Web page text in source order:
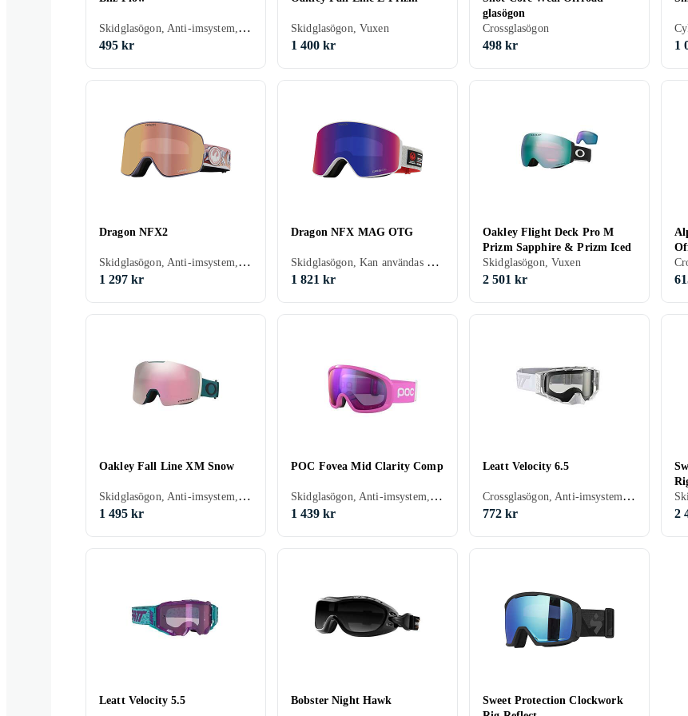
Skidglasögon, Anti-imsystem, Dubbla linser, UV-skydd, Hjälmkompatibel, Kan användas ovanpå glasögon (OTG), Vuxen
495 kr
Skidglasögon, Vuxen
1 400 kr
glasögon
Crossglasögon
498 kr
1
Dragon NFX2
Skidglasögon, Anti-imsystem, Dubbla linser, UV-skydd, Anti-allergi skum, Hjälmkompatibel, Vuxen
1 297 kr
Dragon NFX MAG OTG
Skidglasögon, Kan användas ovanpå glasögon (OTG)
1 821 kr
Oakley Flight Deck Pro M
Prizm Sapphire & Prizm Iced
Skidglasögon, Vuxen
2 501 kr
Oakley Fall Line XM Snow
Skidglasögon, Anti-imsystem, UV-skydd, Hjälmkompatibel, Kan användas ovanpå glasögon (OTG), Vuxen
1 495 kr
POC Fovea Mid Clarity Comp
Skidglasögon, Anti-imsystem, Dubbla linser, Hjälmkompatibel, Vuxen
1 439 kr
Leatt Velocity 6.5
Crossglasögon, Anti-imsystem, Hjälmkompatibel, Kan användas ovanpå glasögon (OTG), Vuxen
772 kr
2
Leatt Velocity 5.5 Bobster Night Hawk
Sweet Protection Clockwork